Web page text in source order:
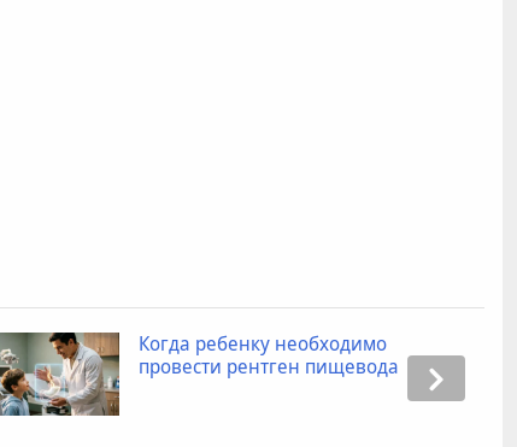
Когда ребенку необходимо
провести рентген пищевода